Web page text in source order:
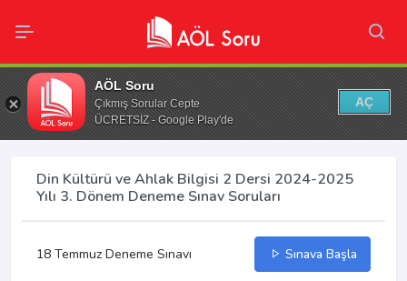
AÖL Soru
Çıkmış Sorular Cepte
ÜCRETSİZ - Google Play'de
AÇ
Din Kültürü ve Ahlak Bilgisi 2 Dersi 2024-2025
Yılı 3. Dönem Deneme Sınav Soruları
18 Temmuz Deneme Sınavı Sınava Başla